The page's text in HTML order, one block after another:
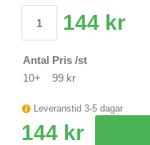
144 kr
Antal Pris /st
10+
99 kr
Leveranstid 3-5 dagar
144 kr